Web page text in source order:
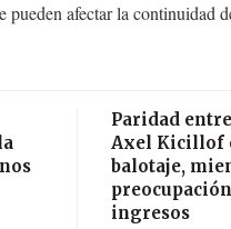
pueden afectar la continuidad
Paridad
Axel Kicillof
balotaje,
ingresos